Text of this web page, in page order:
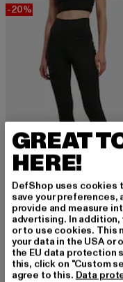
-20%
URBAN CLASSICS
TB5013
EUR 23,99
Huidige prijs: EUR 23,99
EUR 29,99
GREAT
HERE!
DefShop uses cookies
save your preferences,
provide and measure
advertising. In
or to use cookies. This
your data in the USA or
the EU data protection
this, click on "Custom
agree to this. Data